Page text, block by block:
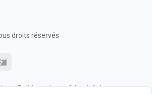
droits réservés
Politique de confidentialité